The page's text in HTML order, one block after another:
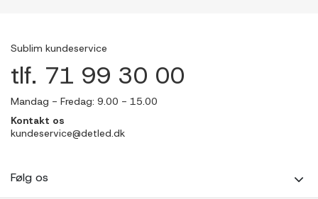
Sublim kundeservice
tlf. 71 99 30 00
Mandag - Fredag: 9.00 - 15.00
Kontakt os
kundeservice@detled.dk
Følg os